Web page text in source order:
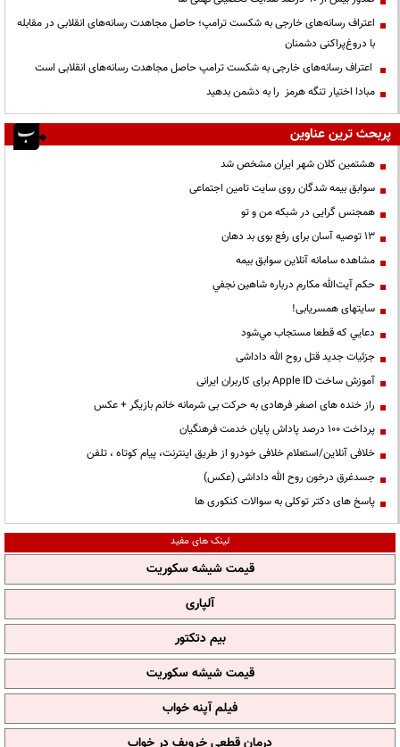
اعتراف رسانه‌های خارجی به شکست ترامپ؛ حاصل مجاهدت رسانه‌های انقلابی در مقابله
با دروغ‌پراکنی دشمنان
اعتراف رسانه‌های خارجی به شکست ترامپ حاصل مجاهدت رسانه‌های انقلابی است
مبادا اختیار تنگه هرمز را به دشمن بدهید
پربحث ترین عناوین
هشتمین کلان شهر ایران مشخص شد
سوابق بیمه شدگان روی سایت تامین اجتماعی
همجنس گرایی در شبکه من و تو
13 توصیه آسان برای رفع بوی بد دهان
مشاهده سامانه آنلاين سوابق بیمه
حكم آيت‌الله مكارم درباره شاهين نجفي
سایتهای همسریابی!
دعايي كه قطعا مستجاب مي‌شود
جزئیات جدید قتل روح الله داداشی
آموزش ساخت Apple ID برای کاربران ایرانی
راز خنده های اصغر فرهادی به حرکت بی شرمانه خانم بازیگر + عکس
پرداخت ۱۰۰ درصد پاداش پایان خدمت فرهنگیان
خلافی آنلاین/استعلام خلافی خودرو از طریق اینترنت، پیام کوتاه ، تلفن
جسدغرق درخون روح الله داداشی (عکس)
پاسخ های دکتر توکلی به سوالات کنکوری ها
لینک های مفید
قیمت شیشه سکوریت
آلپاری
بیم دتکتور
قیمت شیشه سکوریت
فیلم آپنه خواب